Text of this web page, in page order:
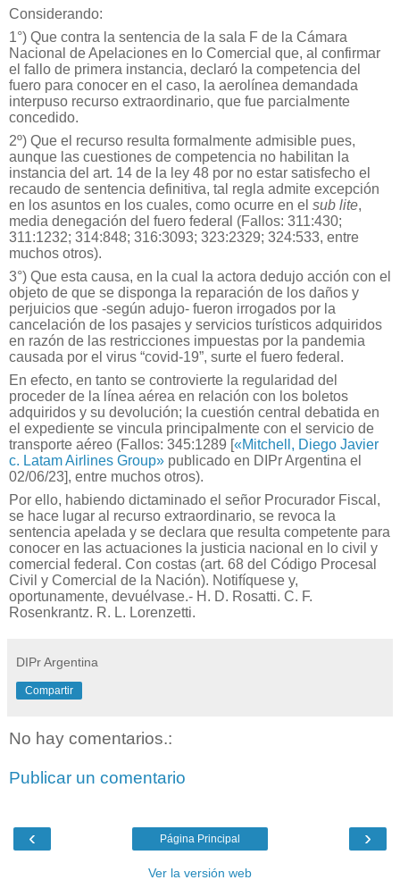
Considerando:
1°) Que contra la sentencia de la sala F de la Cámara
Nacional de Apelaciones en lo Comercial que, al confirmar
el fallo de primera instancia, declaró la competencia del
fuero para conocer en el caso, la aerolínea demandada
interpuso recurso extraordinario, que fue parcialmente
concedido.
2º) Que el recurso resulta formalmente admisible pues,
aunque las cuestiones de competencia no habilitan la
instancia del art. 14 de la ley 48 por no estar satisfecho el
recaudo de sentencia definitiva, tal regla admite excepción
en los asuntos en los cuales, como ocurre en el sub lite,
media denegación del fuero federal (Fallos: 311:430;
311:1232; 314:848; 316:3093; 323:2329; 324:533, entre
muchos otros).
3°) Que esta causa, en la cual la actora dedujo acción con el
objeto de que se disponga la reparación de los daños y
perjuicios que -según adujo- fueron irrogados por la
cancelación de los pasajes y servicios turísticos adquiridos
en razón de las restricciones impuestas por la pandemia
causada por el virus “covid-19”, surte el fuero federal.
En efecto, en tanto se controvierte la regularidad del
proceder de la línea aérea en relación con los boletos
adquiridos y su devolución; la cuestión central debatida en
el expediente se vincula principalmente con el servicio de
transporte aéreo (Fallos: 345:1289 [«Mitchell, Diego Javier
c. Latam Airlines Group» publicado en DIPr Argentina el
02/06/23], entre muchos otros).
Por ello, habiendo dictaminado el señor Procurador Fiscal,
se hace lugar al recurso extraordinario, se revoca la
sentencia apelada y se declara que resulta competente para
conocer en las actuaciones la justicia nacional en lo civil y
comercial federal. Con costas (art. 68 del Código Procesal
Civil y Comercial de la Nación). Notifíquese y,
oportunamente, devuélvase.- H. D. Rosatti. C. F.
Rosenkrantz. R. L. Lorenzetti.
DIPr Argentina
Compartir
No hay comentarios.:
Publicar un comentario
‹ ›
Página Principal
Ver la versión web